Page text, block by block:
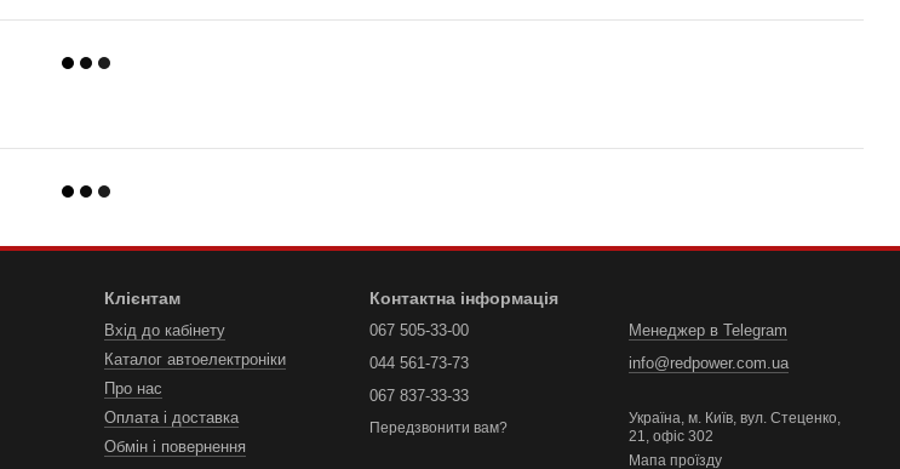
Клієнтам
Вхід до кабінету
Каталог автоелектроніки
Про нас
Оплата і доставка
Обмін і повернення
Контактна інформація
067 505-33-00
044 561-73-73
067 837-33-33
Передзвонити вам?
Менеджер в Telegram
info@redpower.com.ua
Україна, м. Київ, вул. Стеценко,
21, офіс 302
Мапа проїзду